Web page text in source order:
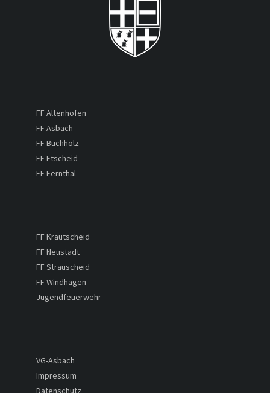
FF Altenhofen
FF Asbach
FF Buchholz
FF Etscheid
FF Fernthal
FF Krautscheid
FF Neustadt
FF Strauscheid
FF Windhagen
Jugendfeuerwehr
VG-Asbach
Impressum
Datenschutz